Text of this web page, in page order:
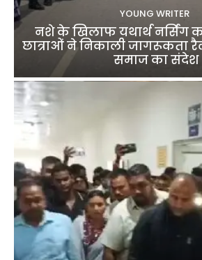
YOUNG WRITER
नशे के खिलाफ यथार्थ नर्सिंग
छात्राओं ने निकाली जागरूकता
समाज का संदेश